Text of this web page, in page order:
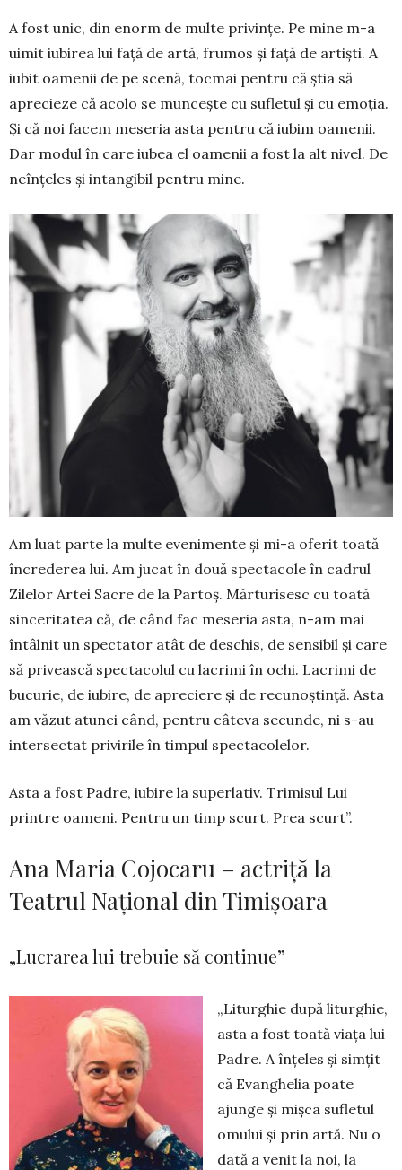
A fost unic, din enorm de multe privințe. Pe mine m-a
uimit iubirea lui față de artă, frumos şi față de artişti. A
iubit oamenii de pe scenă, tocmai pentru că ştia să
aprecieze că acolo se muncește cu sufletul şi cu emoția.
Şi că noi facem meseria asta pentru că iubim oamenii.
Dar modul în care iubea el oamenii a fost la alt nivel. De
neînțeles şi intangibil pentru mine.
Am luat parte la multe evenimente şi mi-a oferit toată
încrederea lui. Am jucat în două spectacole în cadrul
Zilelor Artei Sacre de la Partoş. Mărtu­ri­sesc cu toată
sinceritatea că, de când fac meseria asta, n-am mai
întâlnit un spectator atât de deschis, de sensibil şi care
să privească spec­tacolul cu lacrimi în ochi. La­crimi de
bucurie, de iubire, de apre­ciere şi de recunoştință. Asta
am văzut atunci când, pentru câteva secunde, ni s-au
intersectat privirile în timpul spectacolelor.
Asta a fost Padre, iubire la super­lativ. Trimisul Lui
printre oameni. Pentru un timp scurt. Prea scurt”.
Ana Maria Cojocaru – actriță la
Teatrul Național din Timișoara
„Lucrarea lui trebuie să continue”
„Liturghie după liturghie,
asta a fost toată viaţa lui
Padre. A înțeles și simțit
că Evanghelia poate
ajunge și mișca sufletul
omului și prin artă. Nu o
dată a venit la noi, la